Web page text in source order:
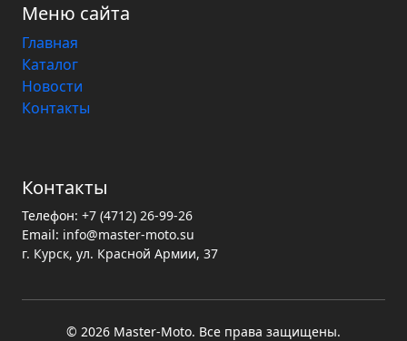
Меню сайта
Главная
Каталог
Новости
Контакты
Контакты
Телефон: +7 (4712) 26-99-26
Email: info@master-moto.su
г. Курск, ул. Красной Армии, 37
© 2026 Master‑Moto. Все права защищены.